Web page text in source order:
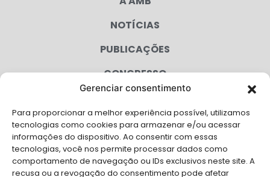
Gerenciar consentimento
Para proporcionar a melhor experiência possível, utilizamos
tecnologias como cookies para armazenar e/ou acessar
informações do dispositivo. Ao consentir com essas
tecnologias, você nos permite processar dados como
comportamento de navegação ou IDs exclusivos neste site. A
recusa ou a revogação do consentimento pode afetar
NOTÍCIAS
PUBLICAÇÕES
CONGRESSO
CAMPANHAS
SERVIÇOS
FILIADAS